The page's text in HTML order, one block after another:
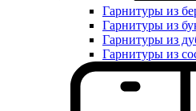
Гарнитуры из
Гарнитуры из
Гарнитуры из
Гарнитуры из